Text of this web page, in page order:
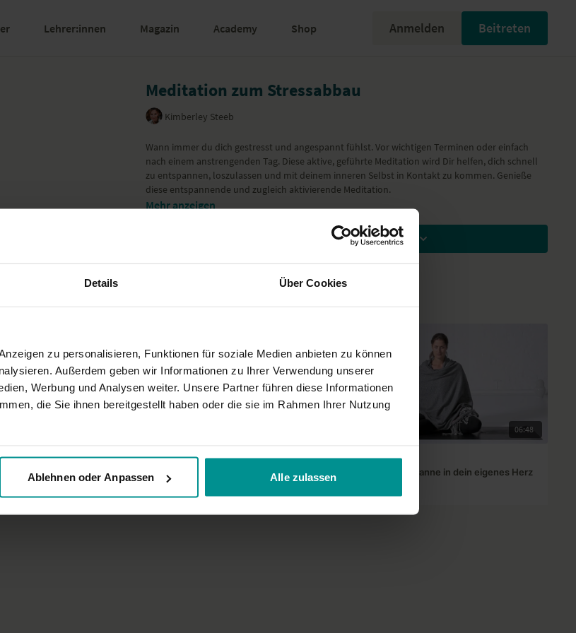
Details Über Cookies
zu personalisieren, Funktionen für soziale Medien anbieten zu können
Außerdem geben wir Informationen zu Ihrer Verwendung unserer
Werbung und Analysen weiter. Unsere Partner führen diese Informationen
die Sie ihnen bereitgestellt haben oder die sie im Rahmen Ihrer Nutzung
Ablehnen oder Anpassen Alle zulassen
Lehrer:innen Magazin Academy Shop Anmelden Beitreten
Meditation zum Stressabbau
Kimberley Steeb
Wann immer du dich gestresst und angespannt fühlst. Vor wichtigen Terminen oder einfach
nach einem anstrengenden Tag. Diese aktive, geführte Meditation wird Dir helfen, dich schnell
zu entspannen, loszulassen und mit deinem inneren Selbst in Kontakt zu kommen. Genieße
diese entspannende und zugleich aktivierende Meditation.
Mehr anzeigen
Zum Ansehen Mitglied werden
und Leichtigkeit
Christina Lobe
06:48
Christina Lobe
Meditation: Entspanne in dein eigenes Herz